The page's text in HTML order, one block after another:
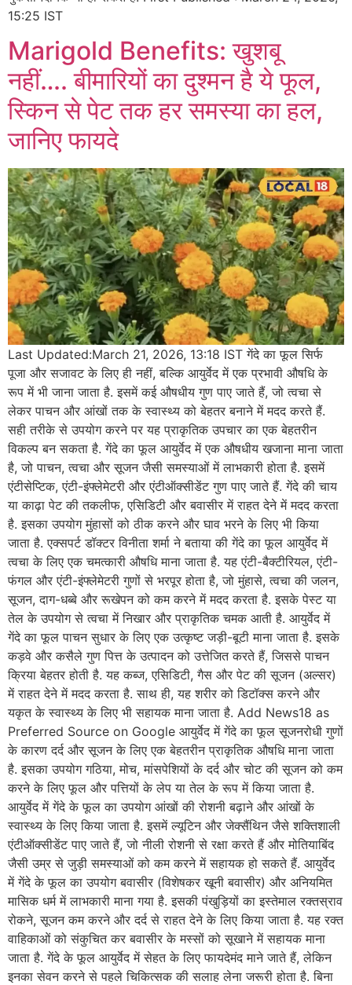
15:25 IST
Marigold Benefits: खुशबू
नहीं…. बीमारियों का दुश्मन है ये फूल,
स्किन से पेट तक हर समस्या का हल,
जानिए फायदे
Last Updated:March 21, 2026, 13:18 IST गेंदे का फूल सिर्फ
पूजा और सजावट के लिए ही नहीं, बल्कि आयुर्वेद में एक प्रभावी औषधि के
रूप में भी जाना जाता है. इसमें कई औषधीय गुण पाए जाते हैं, जो त्वचा से
लेकर पाचन और आंखों तक के स्वास्थ्य को बेहतर बनाने में मदद करते हैं.
सही तरीके से उपयोग करने पर यह प्राकृतिक उपचार का एक बेहतरीन
विकल्प बन सकता है. गेंदे का फूल आयुर्वेद में एक औषधीय खजाना माना जाता
है, जो पाचन, त्वचा और सूजन जैसी समस्याओं में लाभकारी होता है. इसमें
एंटीसेप्टिक, एंटी-इंफ्लेमेटरी और एंटीऑक्सीडेंट गुण पाए जाते हैं. गेंदे की चाय
या काढ़ा पेट की तकलीफ, एसिडिटी और बवासीर में राहत देने में मदद करता
है. इसका उपयोग मुंहासों को ठीक करने और घाव भरने के लिए भी किया
जाता है. एक्सपर्ट डॉक्टर विनीता शर्मा ने बताया की गेंदे का फूल आयुर्वेद में
त्वचा के लिए एक चमत्कारी औषधि माना जाता है. यह एंटी-बैक्टीरियल, एंटी-
फंगल और एंटी-इंफ्लेमेटरी गुणों से भरपूर होता है, जो मुंहासे, त्वचा की जलन,
सूजन, दाग-धब्बे और रूखेपन को कम करने में मदद करता है. इसके पेस्ट या
तेल के उपयोग से त्वचा में निखार और प्राकृतिक चमक आती है. आयुर्वेद में
गेंदे का फूल पाचन सुधार के लिए एक उत्कृष्ट जड़ी-बूटी माना जाता है. इसके
कड़वे और कसैले गुण पित्त के उत्पादन को उत्तेजित करते हैं, जिससे पाचन
क्रिया बेहतर होती है. यह कब्ज, एसिडिटी, गैस और पेट की सूजन (अल्सर)
में राहत देने में मदद करता है. साथ ही, यह शरीर को डिटॉक्स करने और
यकृत के स्वास्थ्य के लिए भी सहायक माना जाता है. Add News18 as
Preferred Source on Google आयुर्वेद में गेंदे का फूल सूजनरोधी गुणों
के कारण दर्द और सूजन के लिए एक बेहतरीन प्राकृतिक औषधि माना जाता
है. इसका उपयोग गठिया, मोच, मांसपेशियों के दर्द और चोट की सूजन को कम
करने के लिए फूल और पत्तियों के लेप या तेल के रूप में किया जाता है.
आयुर्वेद में गेंदे के फूल का उपयोग आंखों की रोशनी बढ़ाने और आंखों के
स्वास्थ्य के लिए किया जाता है. इसमें ल्यूटिन और जेक्सैंथिन जैसे शक्तिशाली
एंटीऑक्सीडेंट पाए जाते हैं, जो नीली रोशनी से रक्षा करते हैं और मोतियाबिंद
जैसी उम्र से जुड़ी समस्याओं को कम करने में सहायक हो सकते हैं. आयुर्वेद
में गेंदे के फूल का उपयोग बवासीर (विशेषकर खूनी बवासीर) और अनियमित
मासिक धर्म में लाभकारी माना गया है. इसकी पंखुड़ियों का इस्तेमाल रक्तस्राव
रोकने, सूजन कम करने और दर्द से राहत देने के लिए किया जाता है. यह रक्त
वाहिकाओं को संकुचित कर बवासीर के मस्सों को सूखाने में सहायक माना
जाता है. गेंदे के फूल आयुर्वेद में सेहत के लिए फायदेमंद माने जाते हैं, लेकिन
इनका सेवन करने से पहले चिकित्सक की सलाह लेना जरूरी होता है. बिना